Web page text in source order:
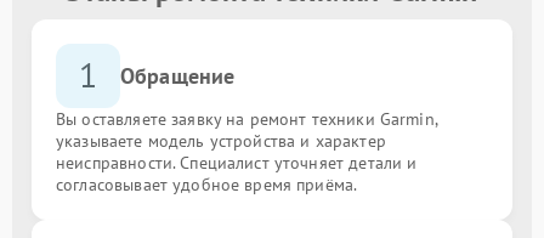
1 Обращение
Вы оставляете заявку на ремонт техники Garmin,
указываете модель устройства и характер
неисправности. Специалист уточняет детали и
согласовывает удобное время приёма.